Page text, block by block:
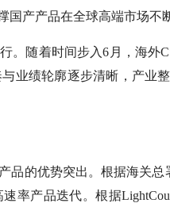
产产品在全球高端市场不
。随着时间步入6月，海外
业绩轮廓逐步清晰，产业
品的优势突出。根据海关总
率产品迭代。根据